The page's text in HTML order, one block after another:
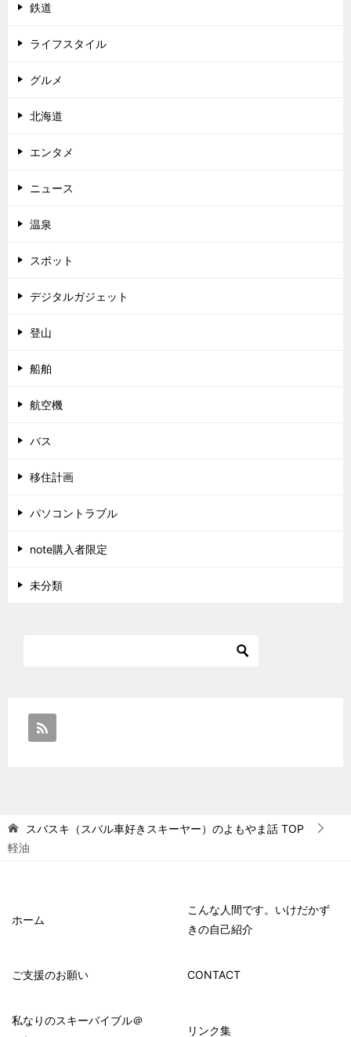
鉄道
ライフスタイル
グルメ
北海道
エンタメ
ニュース
温泉
スポット
デジタルガジェット
登山
船舶
航空機
バス
移住計画
パソコントラブル
note購入者限定
未分類
スバスキ（スバル車好きスキーヤー）のよもやま話 TOP
軽油
ホーム
こんな人間です。いけだかず
きの自己紹介
ご支援のお願い CONTACT
私なりのスキーバイブル＠
リンク集